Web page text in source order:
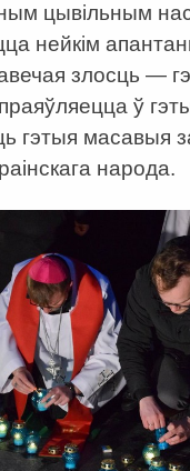
цывільным
нейкім
злосць —
ў
гэтыя масавыя
народа.